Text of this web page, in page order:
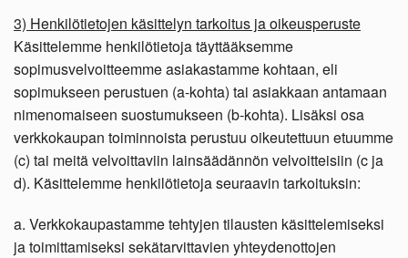
3) Henkilötietojen käsittelyn tarkoitus ja oikeusperuste
Käsittelemme henkilötietoja täyttääksemme
sopimusvelvoitteemme asiakastamme kohtaan, eli
sopimukseen perustuen (a-kohta) tai asiakkaan antamaan
nimenomaiseen suostumukseen (b-kohta). Lisäksi osa
verkkokaupan toiminnoista perustuu oikeutettuun etuumme
(c) tai meitä velvoittaviin lainsäädännön velvoitteisiin (c ja
d). Käsittelemme henkilötietoja seuraavin tarkoituksin:
a. Verkkokaupastamme tehtyjen tilausten käsittelemiseksi
ja toimittamiseksi sekätarvittavien yhteydenottojen